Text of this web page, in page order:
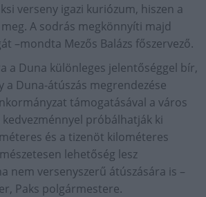
verseny igazi kuriózum, hiszen a
A sodrás megkönnyíti majd
–mondta Mezős Balázs főszervező.
a Duna különleges jelentőséggel bír,
a Duna-átúszás megrendezése
támogatásával a város
kedvezménnyel próbálhatják ki
és a tizenöt kilométeres
lehetőség lesz
nem versenyszerű átúszására is –
Paks polgármestere.